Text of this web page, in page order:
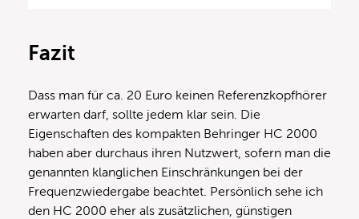
Fazit
Dass man für ca. 20 Euro keinen Referenzkopfhörer
erwarten darf, sollte jedem klar sein. Die
Eigenschaften des kompakten Behringer HC 2000
haben aber durchaus ihren Nutzwert, sofern man die
genannten klanglichen Einschränkungen bei der
Frequenzwiedergabe beachtet. Persönlich sehe ich
den HC 2000 eher als zusätzlichen, günstigen